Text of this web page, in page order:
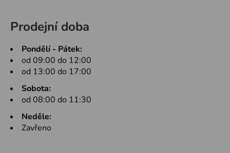
Prodejní doba
Pondělí - Pátek:
od 09:00 do 12:00
od 13:00 do 17:00
Sobota:
od 08:00 do 11:30
Neděle:
Zavřeno